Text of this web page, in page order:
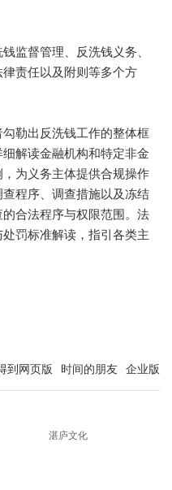
监督管理、反洗钱义务、
责任以及附则等多个方
勒出反洗钱工作的整体框
解读金融机构和特定非金
为义务主体提供合规操作
程序、调查措施以及冻结
合法程序与权限范围。法
罚标准解读，指引各类主
到网页版 时间的朋友 企业版
湛庐文化